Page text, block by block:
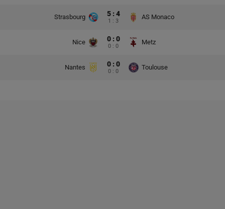
Strasbourg 5 : 4
1 : 3
AS Monaco
Nice 0 : 0
0 : 0
Metz
Nantes 0 : 0
0 : 0
Toulouse